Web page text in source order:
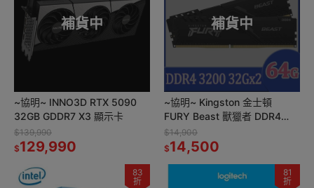
補貨中
~協明~ INNO3D RTX 5090
32GB GDDR7 X3 顯示卡
$139,990
$129,990
補貨中
~協明~ Kingston 金士頓
FURY Beast 獸獵者 DDR4
3200 64GB (32GBx2)
$14,900
$14,500
83
折
81
折